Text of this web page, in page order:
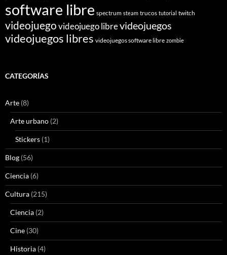
software libre spectrum steam trucos tutorial twitch
videojuegovideojuego librevideojuegos
videojuegos libres videojuegos software libre zombie
CATEGORÍAS
Arte (8)
Arte urbano (2)
Stickers (1)
Blog (56)
Ciencia (6)
Cultura (215)
Ciencia (2)
Cine (30)
Historia (4)